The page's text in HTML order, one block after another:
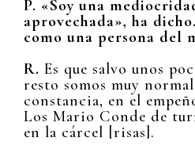
P. «Soy una
aprovechada», ha
como una persona del
R. Es que salvo unos
resto somos muy
constancia, en el
Los Mario Conde de
en la cárcel [risas].